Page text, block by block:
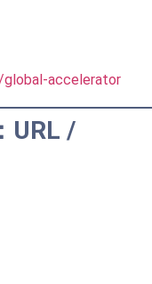
accelerator
URL /